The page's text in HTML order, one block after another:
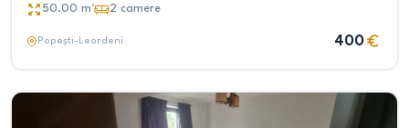
50.00 m² 2 camere
Popești-Leordeni 400